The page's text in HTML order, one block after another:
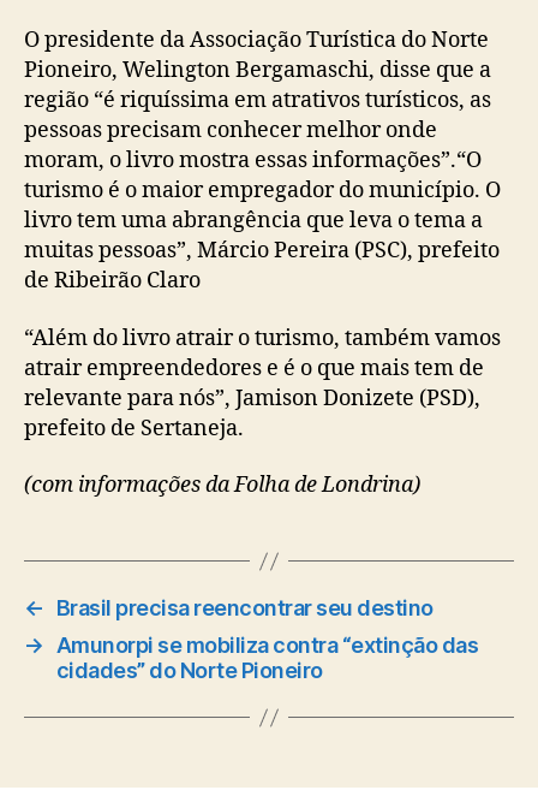
O presidente da Associação Turística do Norte
Pioneiro, Welington Bergamaschi, disse que a
região “é riquíssima em atrativos turísticos, as
pessoas precisam conhecer melhor onde
moram, o livro mostra essas informações”.“O
turismo é o maior empregador do município. O
livro tem uma abrangência que leva o tema a
muitas pessoas”, Márcio Pereira (PSC), prefeito
de Ribeirão Claro
“Além do livro atrair o turismo, também vamos
atrair empreendedores e é o que mais tem de
relevante para nós”, Jamison Donizete (PSD),
prefeito de Sertaneja.
(com informações da Folha de Londrina)
←
Brasil precisa reencontrar seu destino
→
Amunorpi se mobiliza contra “extinção das
cidades” do Norte Pioneiro